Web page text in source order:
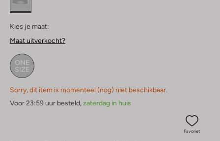
Kies je maat:
Maat uitverkocht?
ONE
SIZE
Sorry, dit item is momenteel (nog) niet beschikbaar.
Voor 23:59 uur besteld,zaterdag in huis
Favoriet